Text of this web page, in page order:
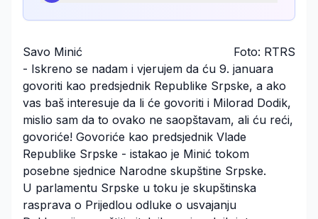
Savo Minić
Foto: RTRS
- Iskreno se nadam i vjerujem da ću 9. januara
govoriti kao predsjednik Republike Srpske, a ako
vas baš interesuje da li će govoriti i Milorad Dodik,
mislio sam da to ovako ne saopštavam, ali ću reći,
govoriće! Govoriće kao predsjednik Vlade
Republike Srpske - istakao je Minić tokom
posebne sjednice Narodne skupštine Srpske.
U parlamentu Srpske u toku je skupštinska
rasprava o Prijedlou odluke o usvajanju